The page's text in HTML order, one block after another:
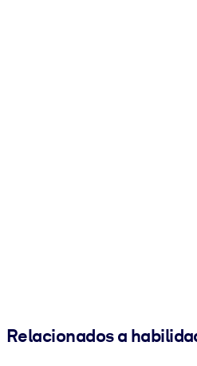
Relacionados a